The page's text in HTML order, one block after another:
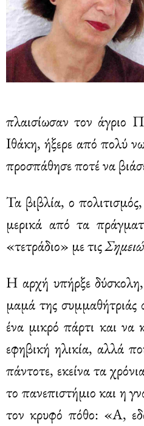
πλαισίωσαν τον άγριο
Ιθάκη, ήξερε από πολύ
προσπάθησε ποτέ να
Τα βιβλία, ο
μερικά από τα
«τετράδιο» με τις
Η αρχή υπήρξε
μαμά της συμμαθήτριάς
ένα μικρό πάρτι και να
εφηβική ηλικία, αλλά
πάντοτε, εκείνα τα
το πανεπιστήμιο και η
τον κρυφό πόθο: «Α,